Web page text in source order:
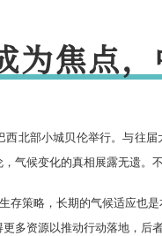
为焦点
西北部小城贝伦举行。与往
气候变化的真相展露无遗。
存策略，长期的气候适应也
多资源以推动行动落地，后